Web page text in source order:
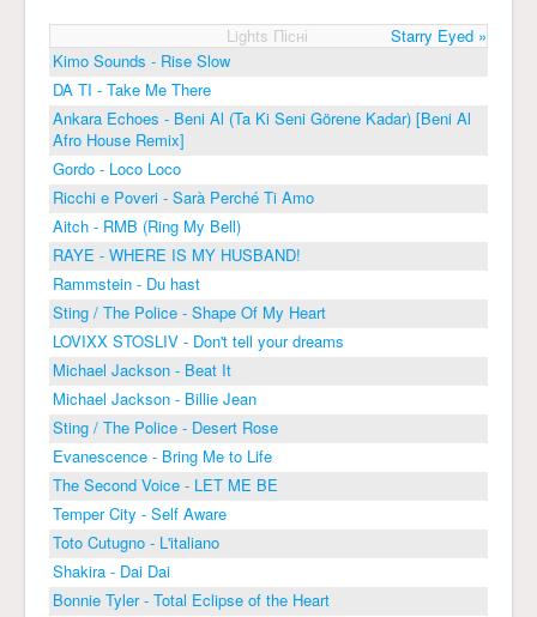
Lights Пісні
Starry Eyed »
Kimo Sounds - Rise Slow
DA TI - Take Me There
Ankara Echoes - Beni Al (Ta Ki Seni Görene Kadar) [Beni Al
Afro House Remix]
Gordo - Loco Loco
Ricchi e Poveri - Sarà Perché Ti Amo
Aitch - RMB (Ring My Bell)
RAYE - WHERE IS MY HUSBAND!
Rammstein - Du hast
Sting / The Police - Shape Of My Heart
LOVIXX STOSLIV - Don't tell your dreams
Michael Jackson - Beat It
Michael Jackson - Billie Jean
Sting / The Police - Desert Rose
Evanescence - Bring Me to Life
The Second Voice - LET ME BE
Temper City - Self Aware
Toto Cutugno - L'italiano
Shakira - Dai Dai
Bonnie Tyler - Total Eclipse of the Heart